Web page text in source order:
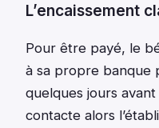
L’encaissement
Pour être payé, le
à sa propre banque
quelques jours
contacte alors